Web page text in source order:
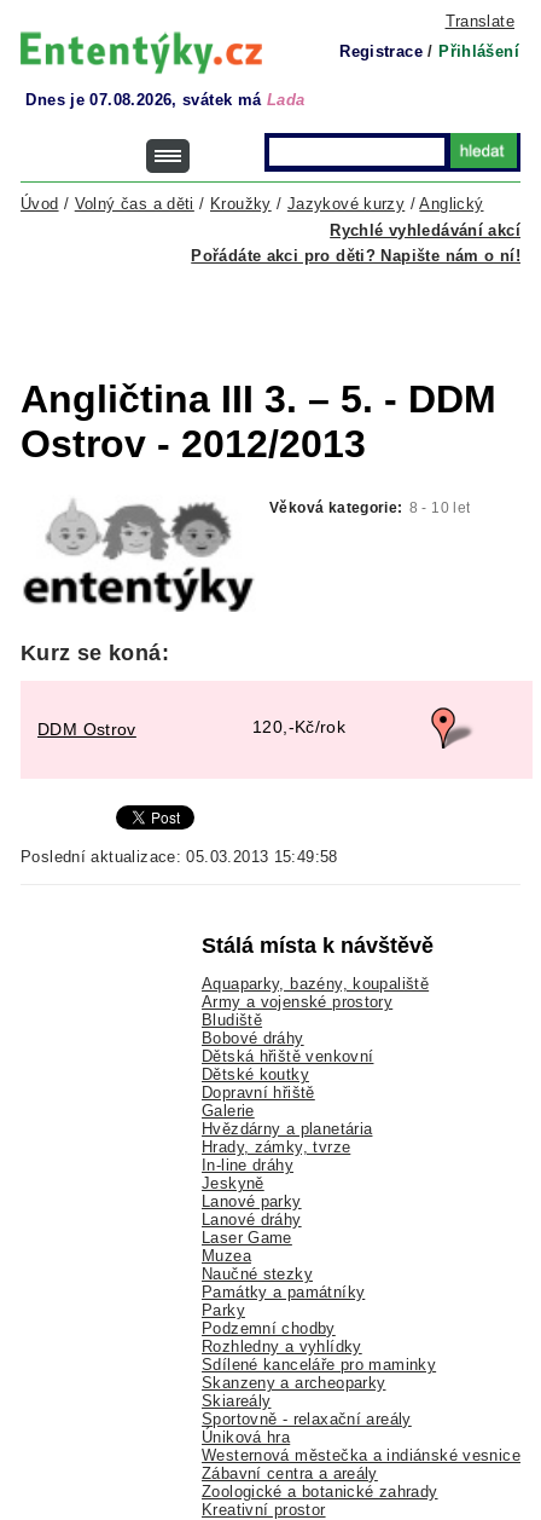
Translate
Registrace / Přihlášení
Dnes je 07.08.2026, svátek má Lada
Rychlé vyhledávání akcí
Úvod / Volný čas a děti / Kroužky / Jazykové kurzy /Anglický
Pořádáte akci pro děti? Napište nám o ní!
Angličtina III 3. – 5. - DDM
Ostrov - 2012/2013
Věková kategorie: 8 - 10 let
Kurz se koná:
DDM Ostrov 120,-Kč/rok
Poslední aktualizace: 05.03.2013 15:49:58
Stálá místa k návštěvě
Aquaparky, bazény, koupaliště
Army a vojenské prostory
Bludiště
Bobové dráhy
Dětská hřiště venkovní
Dětské koutky
Dopravní hřiště
Galerie
Hvězdárny a planetária
Hrady, zámky, tvrze
In-line dráhy
Jeskyně
Lanové parky
Lanové dráhy
Laser Game
Muzea
Naučné stezky
Památky a památníky
Parky
Podzemní chodby
Rozhledny a vyhlídky
Sdílené kanceláře pro maminky
Skanzeny a archeoparky
Skiareály
Sportovně - relaxační areály
Úniková hra
Westernová městečka a indiánské vesnice
Zábavní centra a areály
Zoologické a botanické zahrady
Kreativní prostor